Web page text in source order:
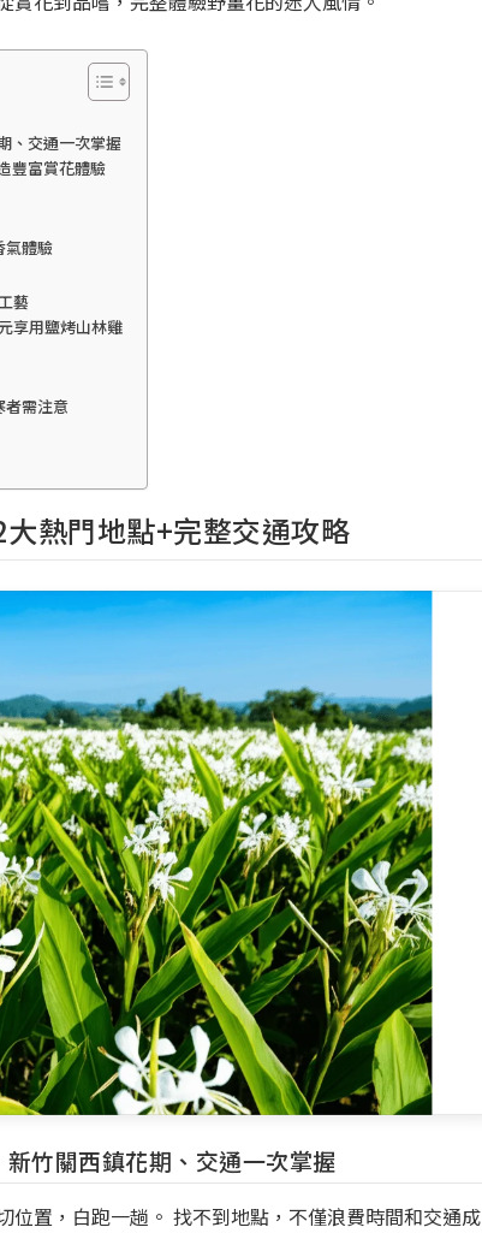
、交通一次掌握
豐富賞花體驗
氣體驗
藝
享用鹽烤山林雞
者需注意
熱門地點+完整交通攻略
竹關西鎮花期、交通一次掌握
置，白跑一趟。 找不到地點，不僅浪費時間和交通成